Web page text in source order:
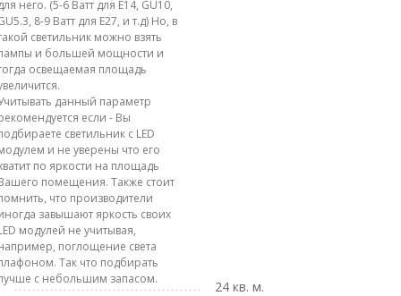
него. (5-6 Ватт для E14, GU10,
8-9 Ватт для E27, и т.д) Но, в
светильник можно взять
и большей мощности и
освещаемая площадь
данный параметр
если - Вы
светильник с LED
и не уверены что его
по яркости на площадь
помещения. Также стоит
что производители
завышают яркость своих
модулей не учитывая,
поглощение света
Так что подбирать
с небольшим запасом.
24 кв. м.